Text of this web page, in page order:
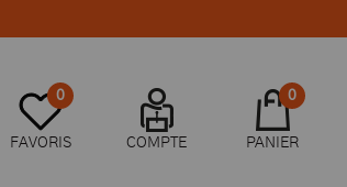
0
FAVORIS COMPTE
0
PANIER